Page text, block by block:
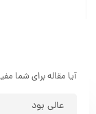
آیا مقاله برای شما
عالی بود